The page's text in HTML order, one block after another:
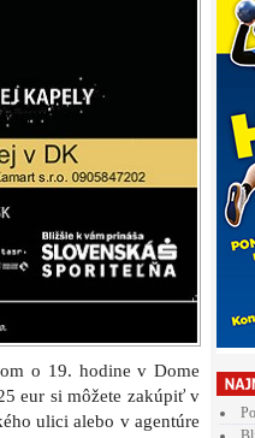
o 19. hodine v Dome
eur si môžete zakúpiť v
ulici alebo v agentúre